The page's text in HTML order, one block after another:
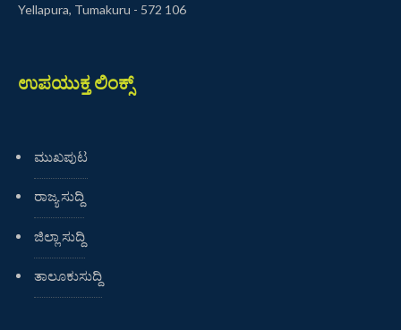
Yellapura, Tumakuru - 572 106
ಉಪಯುಕ್ತ ಲಿಂಕ್ಸ್
ಮುಖಪುಟ
ರಾಜ್ಯ ಸುದ್ದಿ
ಜಿಲ್ಲಾ ಸುದ್ದಿ
ತಾಲೂಕುಸುದ್ದಿ